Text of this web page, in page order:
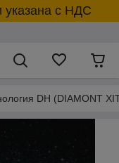
указана с НДС
DH (DIAMONT